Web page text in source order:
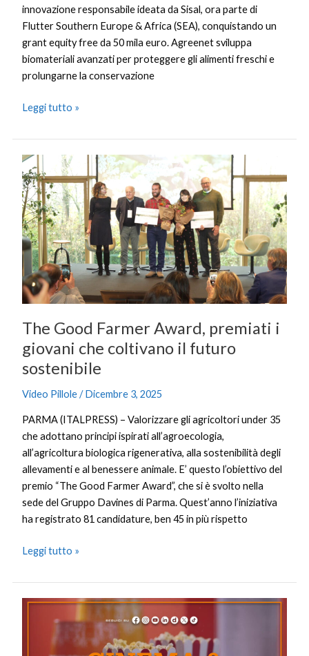
innovazione responsabile ideata da Sisal, ora parte di
Flutter Southern Europe & Africa (SEA), conquistando un
grant equity free da 50 mila euro. Agreenet sviluppa
biomateriali avanzati per proteggere gli alimenti freschi e
prolungarne la conservazione
Leggi tutto »
The Good Farmer Award, premiati i
giovani che coltivano il futuro
sostenibile
Video Pillole/Dicembre 3, 2025
PARMA (ITALPRESS) – Valorizzare gli agricoltori under 35
che adottano principi ispirati all’agroecologia,
all’agricoltura biologica rigenerativa, alla sostenibilità degli
allevamenti e al benessere animale. E’ questo l’obiettivo del
premio “The Good Farmer Award”, che si è svolto nella
sede del Gruppo Davines di Parma. Quest’anno l’iniziativa
ha registrato 81 candidature, ben 45 in più rispetto
The
Good
Farmer
Award,
premiati
i
giovani
che
coltivano
futuro
sostenibile
Leggi tutto »
Cinema
Spettacoli